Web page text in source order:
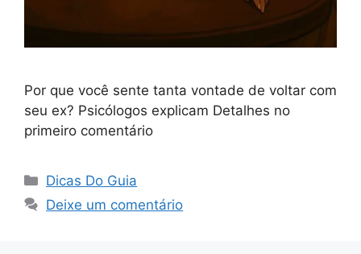
Por que você sente tanta vontade de voltar com
seu ex? Psicólogos explicam Detalhes no
primeiro comentário
Categorias
Dicas Do Guia
Deixe um comentário